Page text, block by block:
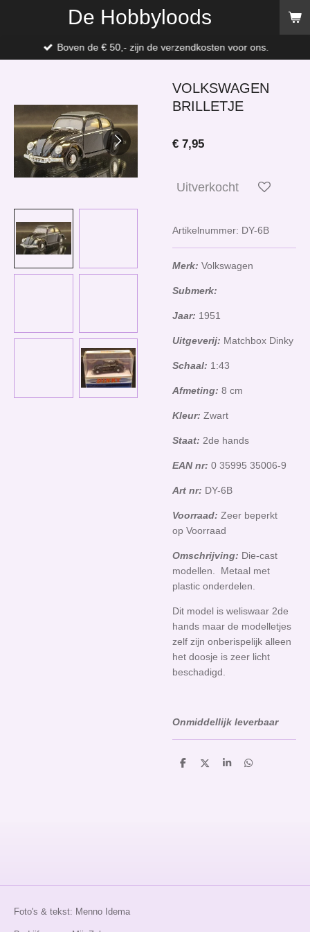
de
De Hobbyloods
Boven de € 50,- zijn de verzendkosten voor ons.
VOLKSWAGEN
BRILLETJE
€ 7,95
Uitverkocht
Artikelnummer: DY-6B
Merk: Volkswagen
Submerk:
Jaar: 1951
Uitgeverij: Matchbox Dinky
Schaal: 1:43
Afmeting: 8 cm
Kleur: Zwart
Staat: 2de hands
EAN nr: 0 35995 35006-9
Art nr: DY-6B
Voorraad: Zeer beperkt
op Voorraad
Omschrijving: Die-cast
modellen. Metaal met
plastic onderdelen.
Dit model is weliswaar 2de
hands maar de modelletjes
zelf zijn onberispelijk alleen
het doosje is zeer licht
beschadigd.
Onmiddellijk leverbaar
D
D
S
D
Foto's & tekst: Menno Idema